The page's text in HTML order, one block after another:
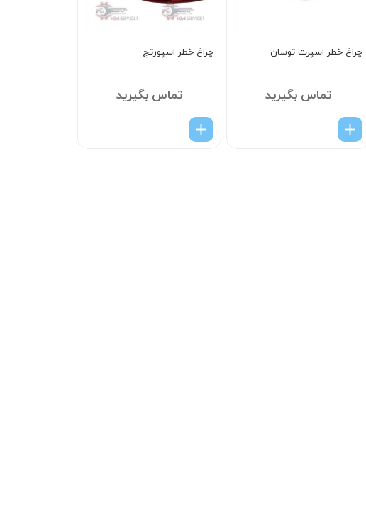
چراغ خطر اسپرت توسان
تماس بگیرید
چراغ خطر اسپورتج
تماس بگیرید